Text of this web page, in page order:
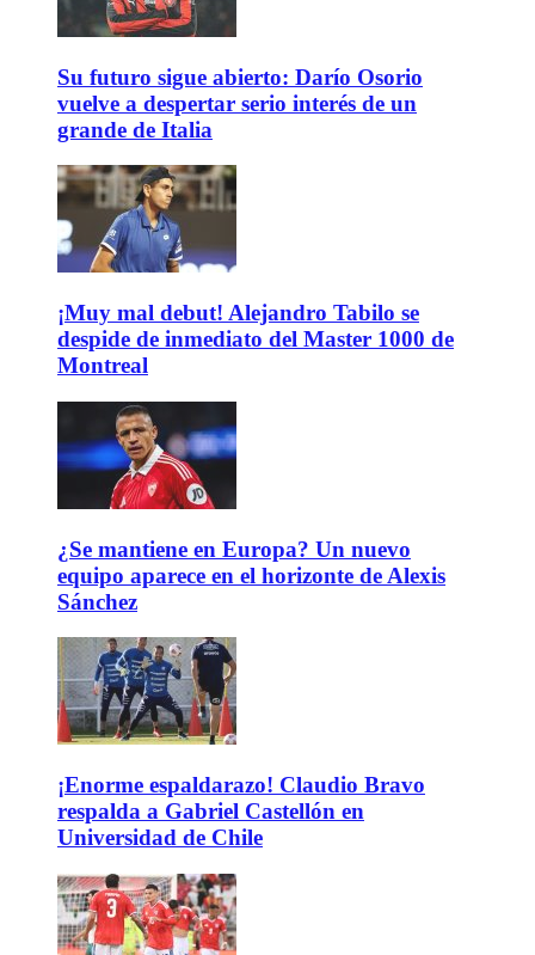
Su futuro sigue abierto: Darío Osorio
vuelve a despertar serio interés de un
grande de Italia
¡Muy mal debut! Alejandro Tabilo se
despide de inmediato del Master 1000 de
Montreal
¿Se mantiene en Europa? Un nuevo
equipo aparece en el horizonte de Alexis
Sánchez
¡Enorme espaldarazo! Claudio Bravo
respalda a Gabriel Castellón en
Universidad de Chile